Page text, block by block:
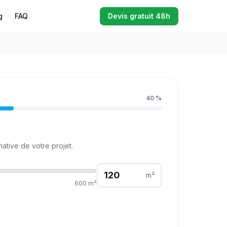
FAQ Devis gratuit 48h
40 %
de votre projet.
600 m²
m²